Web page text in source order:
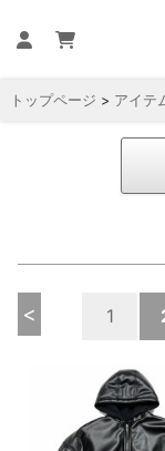
トップページ > アイテ
< 1